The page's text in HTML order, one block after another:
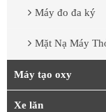
Máy đo đa ký
Mặt Nạ Máy
Máy tạo oxy
Xe lăn